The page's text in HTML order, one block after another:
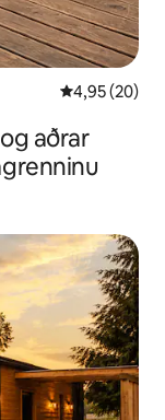
4,95 af 5 í
4,95 (20)
aðrar